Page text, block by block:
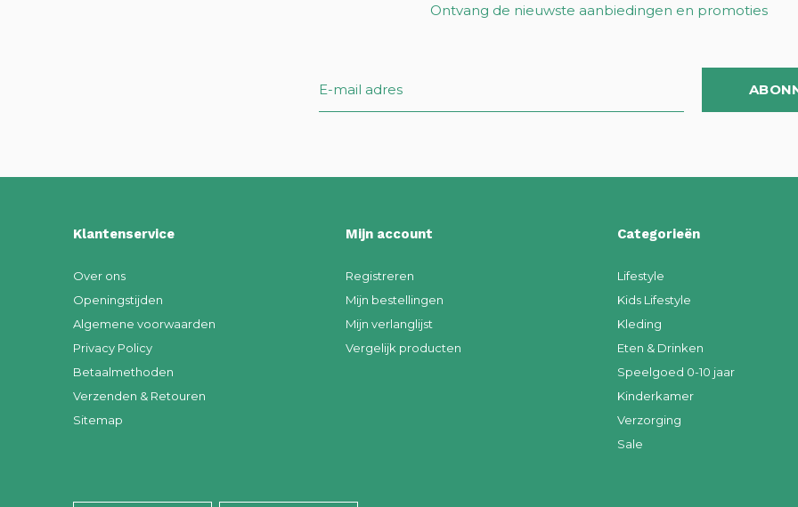
Ontvang de nieuwste aanbiedingen en promoties
Klantenservice
Over ons
Openingstijden
Algemene voorwaarden
Privacy Policy
Betaalmethoden
Verzenden & Retouren
Sitemap
Mijn account
Registreren
Mijn bestellingen
Mijn verlanglijst
Vergelijk producten
Categorieën
Lifestyle
Kids Lifestyle
Kleding
Eten & Drinken
Speelgoed 0-10 jaar
Kinderkamer
Verzorging
Sale